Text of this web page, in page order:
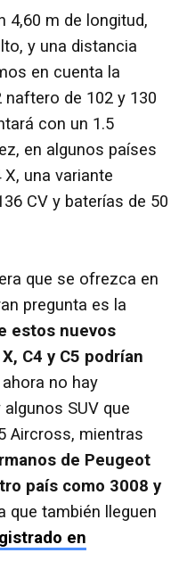
4,60 m de longitud,
y una distancia
en cuenta la
de 102 y 130
con un 1.5
en algunos países
una variante
CV y baterías de 50
que se ofrezca en
pregunta es la
estos nuevos
X, C4 y C5 podrían
no hay
SUV que
Aircross, mientras
de Peugeot
país como 3008 y
que también lleguen
en